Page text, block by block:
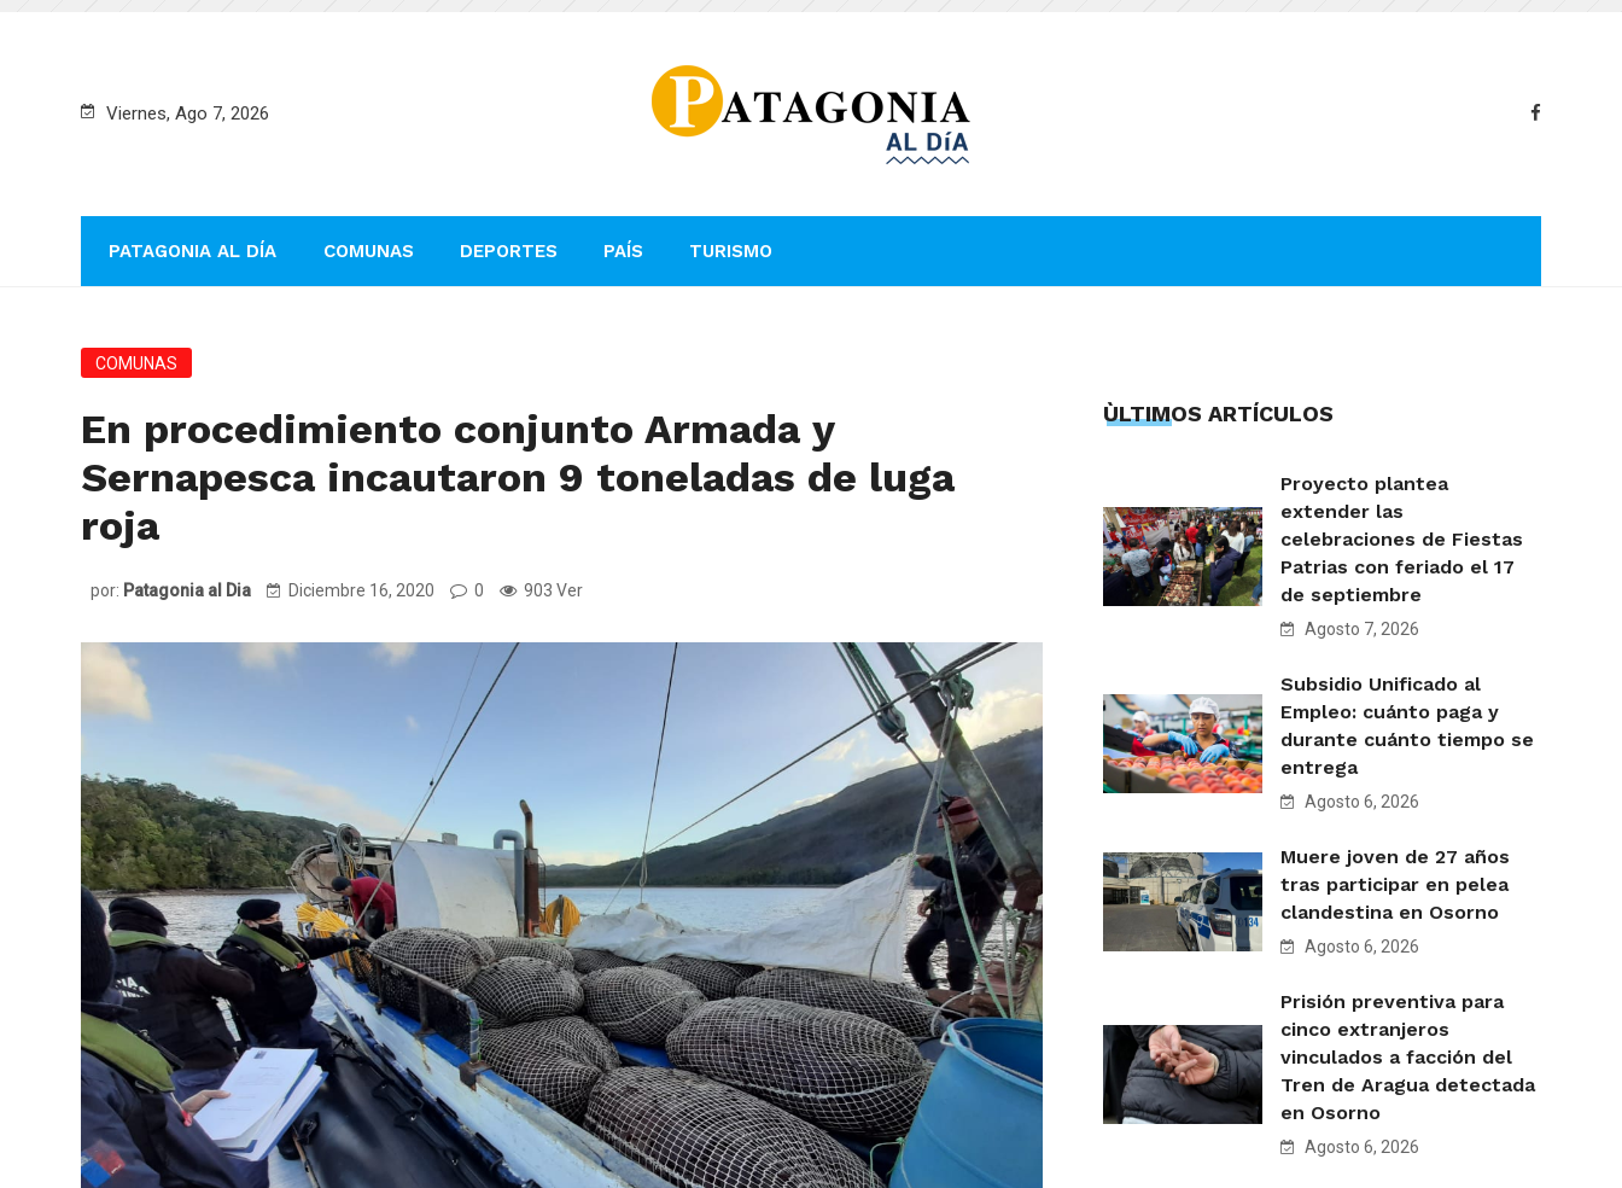
Viernes, Ago 7, 2026
PATAGONIA AL DÍA COMUNAS DEPORTES PAÍS TURISMO
COMUNAS
En procedimiento conjunto Armada y
Sernapesca incautaron 9 toneladas de luga
roja
por: Patagonia al Dia Diciembre 16, 2020 0 903 Ver
ÙLTIMOS ARTÍCULOS
Proyecto plantea
extender las
celebraciones de Fiestas
Patrias con feriado el 17
de septiembre
Agosto 7, 2026
Subsidio Unificado al
Empleo: cuánto paga y
durante cuánto tiempo se
entrega
Agosto 6, 2026
Muere joven de 27 años
tras participar en pelea
clandestina en Osorno
Agosto 6, 2026
Prisión preventiva para
cinco extranjeros
vinculados a facción del
Tren de Aragua detectada
en Osorno
Agosto 6, 2026